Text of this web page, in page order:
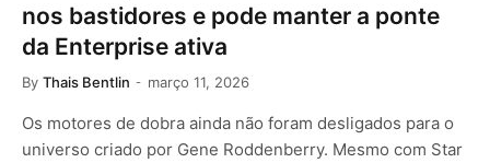
nos bastidores e pode manter a ponte
da Enterprise ativa
By Thais Bentlin março 11, 2026
Os motores de dobra ainda não foram desligados para o
universo criado por Gene Roddenberry. Mesmo com Star